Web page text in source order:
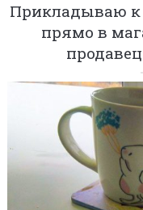
Прикладываю к
прямо в